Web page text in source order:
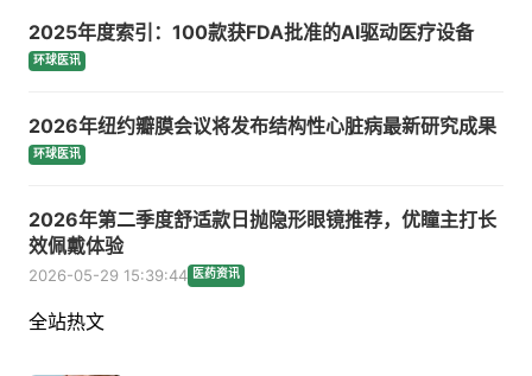
2025年度索引：100款获FDA批准的AI驱动医疗设备
环球医讯
2026年纽约瓣膜会议将发布结构性心脏病最新研究成果
环球医讯
2026年第二季度舒适款日抛隐形眼镜推荐，优瞳主打长
效佩戴体验
2026-05-29 15:39:44 医药资讯
全站热文